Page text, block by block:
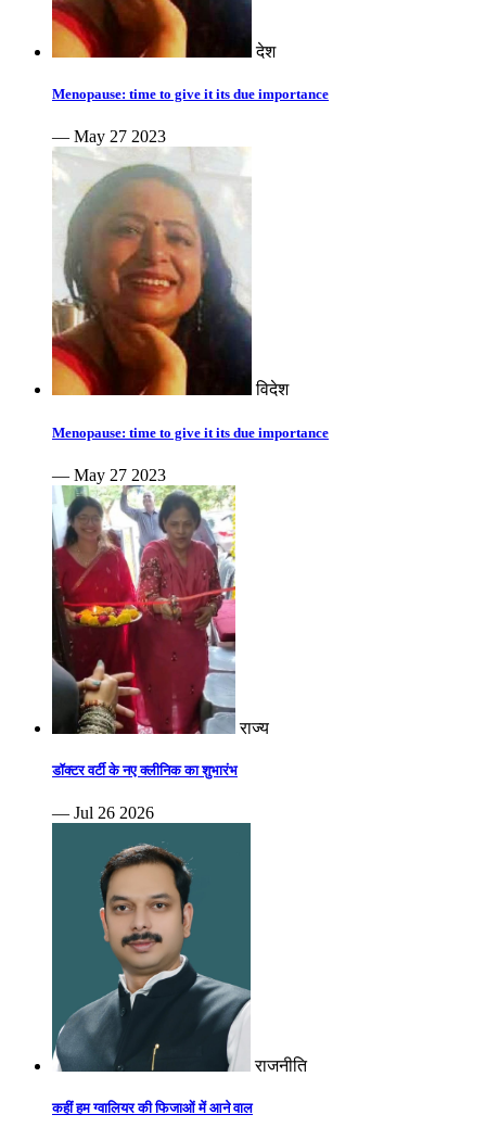
देश
Menopause: time to give it its due importance
— May 27 2023
विदेश
Menopause: time to give it its due importance
— May 27 2023
राज्य
डॉक्टर वर्टी के नए क्लीनिक का शुभारंभ
— Jul 26 2026
राजनीति
कहीं हम ग्वालियर की फिजाओं में आने वाल